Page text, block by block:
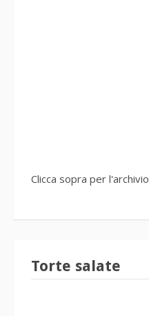
Clicca sopra per l'archivio
Torte salate